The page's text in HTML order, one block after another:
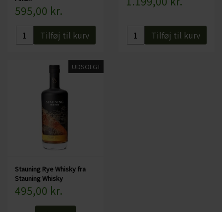
Specifikationer:
Område: Vestjylland
Alkohol: 43%
Serveringsforslag: Nydes rent eller i en lækker cocktail
595,00 kr.
Tilføj til kurv Tilføj til kurv
UDSOLGT
Stauning Rye Whisky fra
Stauning Whisky
495,00 kr.